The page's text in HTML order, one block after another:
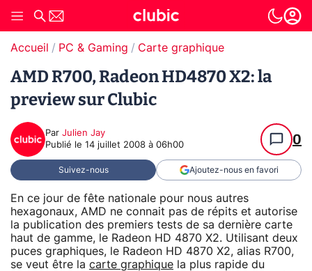
Accueil PC & Gaming Carte graphique
AMD R700, Radeon HD4870 X2: la
preview sur Clubic
Par Julien Jay
Publié le 14 juillet 2008 à 06h00 0
Suivez-nous Ajoutez-nous en favori
En ce jour de fête nationale pour nous autres
hexagonaux, AMD ne connait pas de répits et autorise
la publication des premiers tests de sa dernière carte
haut de gamme, le Radeon HD 4870 X2. Utilisant deux
puces graphiques, le Radeon HD 4870 X2, alias R700,
se veut être la carte graphique la plus rapide du